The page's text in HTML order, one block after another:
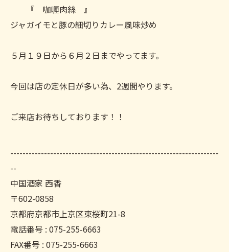
『 咖喱肉絲 』
ジャガイモと豚の細切りカレー風味炒め
５月１９日から６月２日までやってます。
今回は店の定休日が多い為、2週間やります。
ご来店お待ちしております！！
--------------------------------------------------------------------
--
中国酒家 西香
〒602-0858
京都府京都市上京区東桜町21-8
電話番号 : 075-255-6663
FAX番号 : 075-255-6663